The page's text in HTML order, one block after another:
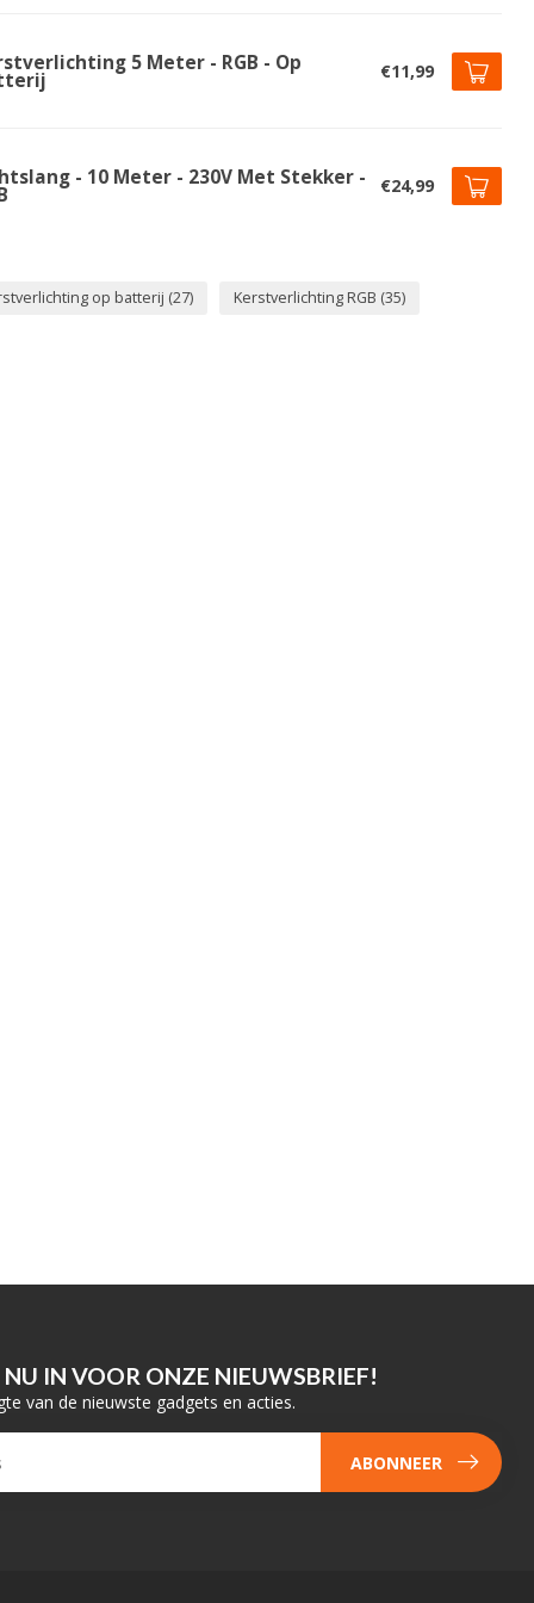
5 Meter - RGB - Op €11,99
- 10 Meter - 230V Met Stekker - €24,99
op batterij (27) Kerstverlichting RGB (35)
NU IN VOOR ONZE NIEUWSBRIEF!
van de nieuwste gadgets en acties.
ABONNEER